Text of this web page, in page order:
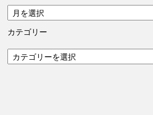
ア
ー
カ
ブ
カテゴリー
テ